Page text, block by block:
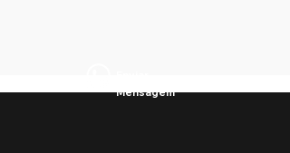
Mensagem